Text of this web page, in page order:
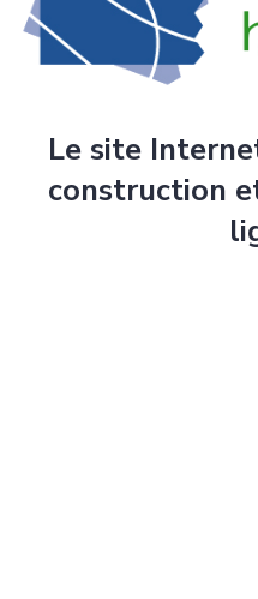
Le site
construction